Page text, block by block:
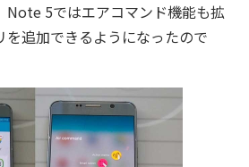
Note 5ではエアコマンド機能も拡
を追加できるようになったので